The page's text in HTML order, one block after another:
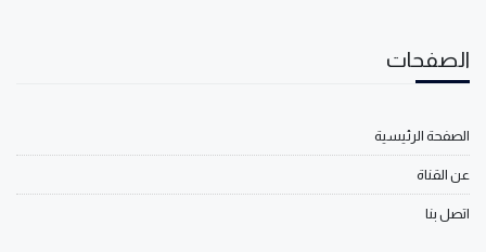
الصفحات
الصفحة الرئيسية
عن القناة
اتصل بنا